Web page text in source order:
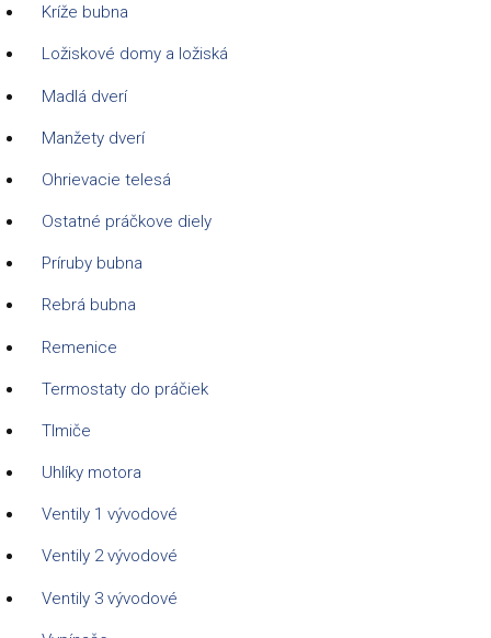
Kríže bubna
Ložiskové domy a ložiská
Madlá dverí
Manžety dverí
Ohrievacie telesá
Ostatné práčkove diely
Príruby bubna
Rebrá bubna
Remenice
Termostaty do práčiek
Tlmiče
Uhlíky motora
Ventily 1 vývodové
Ventily 2 vývodové
Ventily 3 vývodové